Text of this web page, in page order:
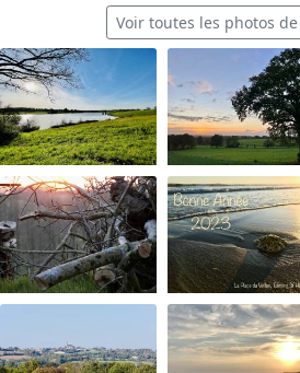
Voir toutes les photos